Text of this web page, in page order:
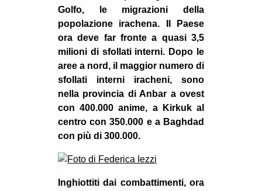
Golfo, le migrazioni della
popolazione irachena. Il Paese
ora deve far fronte a quasi 3,5
milioni di sfollati interni. Dopo le
aree a nord, il maggior numero di
sfollati interni iracheni, sono
nella provincia di Anbar a ovest
con 400.000 anime, a Kirkuk al
centro con 350.000 e a Baghdad
con più di 300.000.
Inghiottiti dai combattimenti, ora